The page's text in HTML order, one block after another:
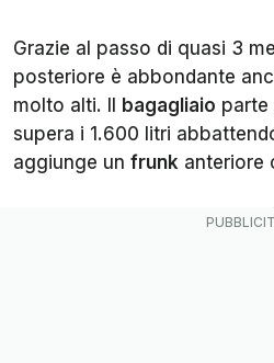
Grazie al passo di quasi 3
posteriore è abbondante
molto alti. Il
bagagliaio parte
supera i 1.600 litri
aggiunge un frunk anteriore